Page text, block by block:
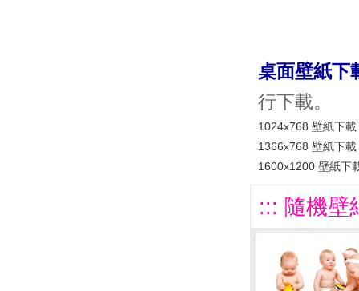
桌面壁紙下
行下載。
1024x768 壁紙下載
1366x768 壁紙下載
1600x1200 壁紙下
::: 隨機壁